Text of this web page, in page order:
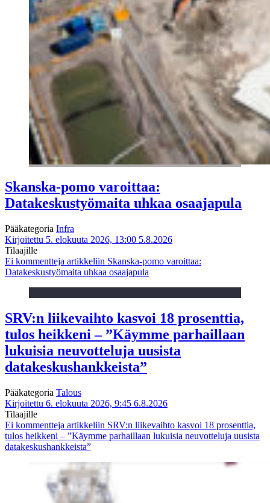
Skanska-pomo varoittaa:
Datakeskustyömaita uhkaa osaajapula
Pääkategoria Infra
Kirjoitettu 5. elokuuta 2026, 13:00 5.8.2026
Tilaajille
Ei kommentteja artikkeliin Skanska-pomo varoittaa:
Datakeskustyömaita uhkaa osaajapula
SRV:n liikevaihto kasvoi 18 prosenttia,
tulos heikkeni – ”Käymme parhaillaan
lukuisia neuvotteluja uusista
datakeskushankkeista”
Pääkategoria Talous
Kirjoitettu 6. elokuuta 2026, 9:45 6.8.2026
Tilaajille
Ei kommentteja artikkeliin SRV:n liikevaihto kasvoi 18 prosenttia,
tulos heikkeni – ”Käymme parhaillaan lukuisia neuvotteluja uusista
datakeskushankkeista”